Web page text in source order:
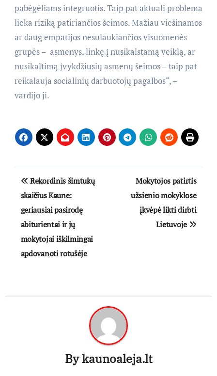
pabėgėliams integruotis. Taip pat aktuali problema
lieka riziką patiriančios šeimos. Mažiau viešinamos
ar daug empatijos nesulaukiančios visuomenės
grupės – asmenys, linkę į nusikalstamą veiklą, ar
nusikaltimą įvykdžiusių asmenų šeimos – taip pat
reikalauja socialinių darbuotojų pagalbos“, –
vardijo ji.
Navigacija
tarp
įrašų
Rekordinis šimtukų
skaičius Kaune:
geriausiai pasirodę
abiturientai ir jų
mokytojai iškilmingai
apdovanoti rotušėje
Mokytojos patirtis
užsienio mokyklose
įkvėpė likti dirbti
Lietuvoje
Bykaunoaleja.lt